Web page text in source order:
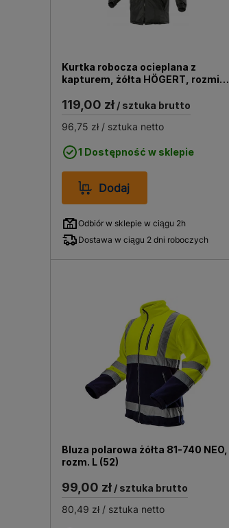
Kurtka robocza ocieplana z
kapturem, żółta HÖGERT, rozmiar:
119,00 zł/ sztuka brutto
96,75 zł/ sztuka netto
1 Dostępność w sklepie
Dodaj
Odbiór w sklepie w ciągu 2h
Dostawa w ciągu 2 dni roboczych
Bluza polarowa żółta 81-740 NEO,
rozm. L (52)
99,00 zł/ sztuka brutto
80,49 zł/ sztuka netto